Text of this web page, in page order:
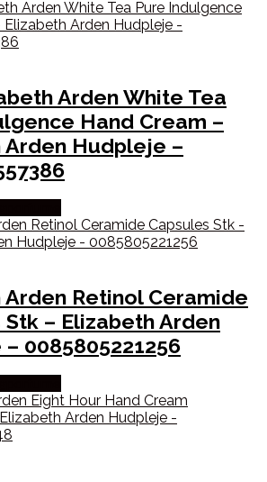
Arden White Tea
Hand Cream –
Arden Hudpleje –
Arden Retinol Ceramide
Stk – Elizabeth Arden
0085805221256